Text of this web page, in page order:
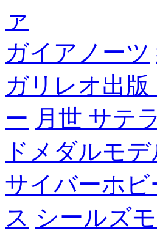
ァ
ガイアノーツ
ガリレオ出
ー 月世 サテ
ドメダルモ
サイバーホビ
ス シールズ